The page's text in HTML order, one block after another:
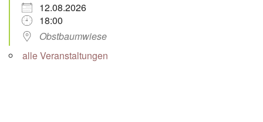
12.08.2026
18:00
Obstbaumwiese
alle Veranstaltungen